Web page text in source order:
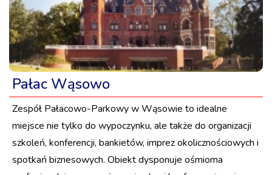
Pałac Wąsowo
Zespół Pałacowo-Parkowy w Wąsowie to idealne
miejsce nie tylko do wypoczynku, ale także do organizacji
szkoleń, konferencji, bankietów, imprez okolicznościowych i
spotkań biznesowych. Obiekt dysponuje ośmioma